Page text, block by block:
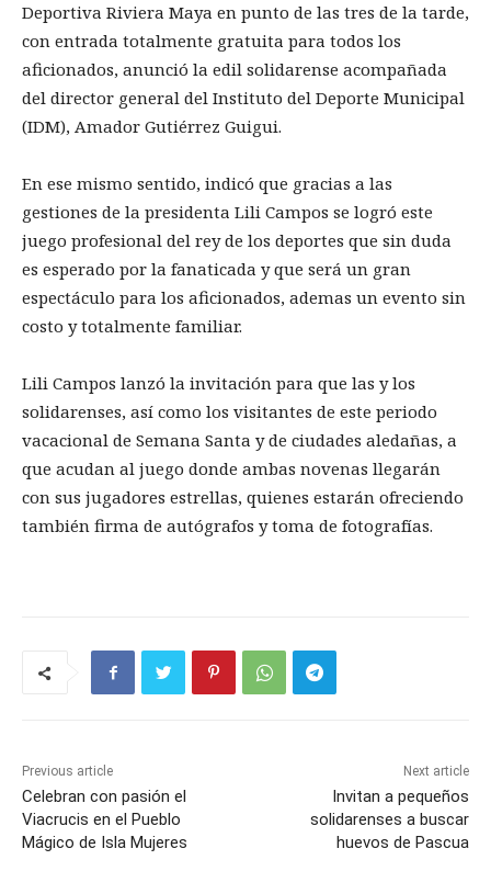
Deportiva Riviera Maya en punto de las tres de la tarde,
con entrada totalmente gratuita para todos los
aficionados, anunció la edil solidarense acompañada
del director general del Instituto del Deporte Municipal
(IDM), Amador Gutiérrez Guigui.
En ese mismo sentido, indicó que gracias a las
gestiones de la presidenta Lili Campos se logró este
juego profesional del rey de los deportes que sin duda
es esperado por la fanaticada y que será un gran
espectáculo para los aficionados, ademas un evento sin
costo y totalmente familiar.
Lili Campos lanzó la invitación para que las y los
solidarenses, así como los visitantes de este periodo
vacacional de Semana Santa y de ciudades aledañas, a
que acudan al juego donde ambas novenas llegarán
con sus jugadores estrellas, quienes estarán ofreciendo
también firma de autógrafos y toma de fotografías.
Previous article
Celebran con pasión el
Viacrucis en el Pueblo
Mágico de Isla Mujeres
Next article
Invitan a pequeños
solidarenses a buscar
huevos de Pascua